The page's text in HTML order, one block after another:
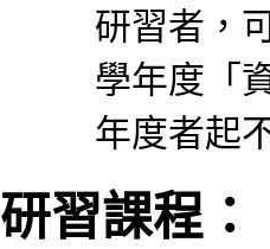
研習者，
學年度「
年度者起
研習課程：